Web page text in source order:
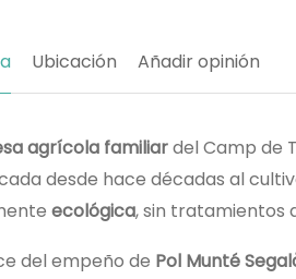
Ubicación Añadir opinión
agrícola familiardel Camp de
desde hace décadas al
ecológica, sin tratamientos
del empeño de Pol Munté